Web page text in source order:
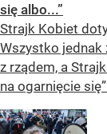
się albo...”
Strajk Kobiet
Wszystko jednak
z rządem, a
na ogarnięcie